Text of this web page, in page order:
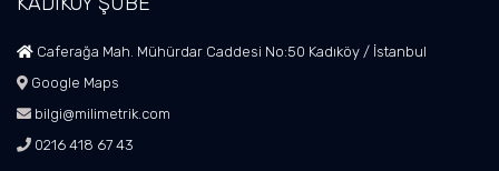
Caferağa Mah. Mühürdar Caddesi No:50 Kadıköy / İstanbul
Google Maps
bilgi@milimetrik.com
0216 418 67 43